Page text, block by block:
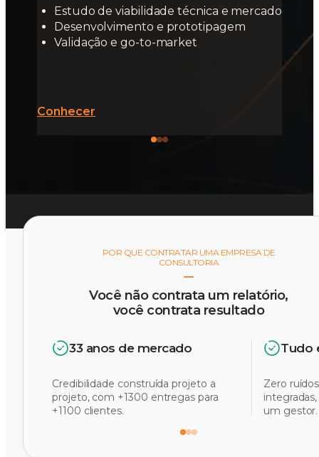
Estudo de viabilidade técnica e mercado
Desenvolvimento e prototipagem
Validação e go-to-market
Conhecer
POR QUE CONTRATAR UMA EMPRESA DE
CONSULTORIA
Você não contrata um relatório,
você contrata resultado
33 anos de mercado
Credibilidade construída projeto a
projeto, com +1300 entregas para
+1100 clientes.
Tudo
Zero
um gestor.